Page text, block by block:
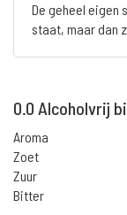
De geheel eigen
staat, maar dan
0.0 Alcoholvrij
Aroma
Zoet
Zuur
Bitter